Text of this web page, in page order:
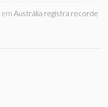
em Austrália registra recorde